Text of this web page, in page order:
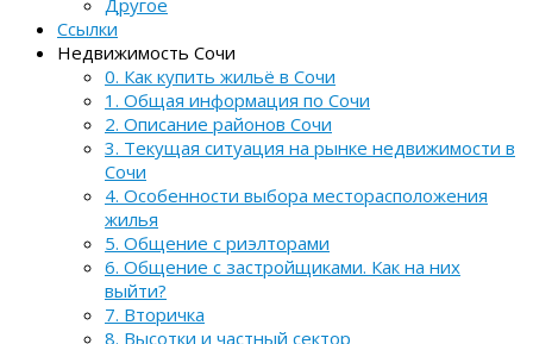
Другое
Ссылки
Недвижимость Сочи
0. Как купить жильё в Сочи
1. Общая информация по Сочи
2. Описание районов Сочи
3. Текущая ситуация на рынке недвижимости в
Сочи
4. Особенности выбора месторасположения
жилья
5. Общение с риэлторами
6. Общение с застройщиками. Как на них
выйти?
7. Вторичка
8. Высотки и частный сектор